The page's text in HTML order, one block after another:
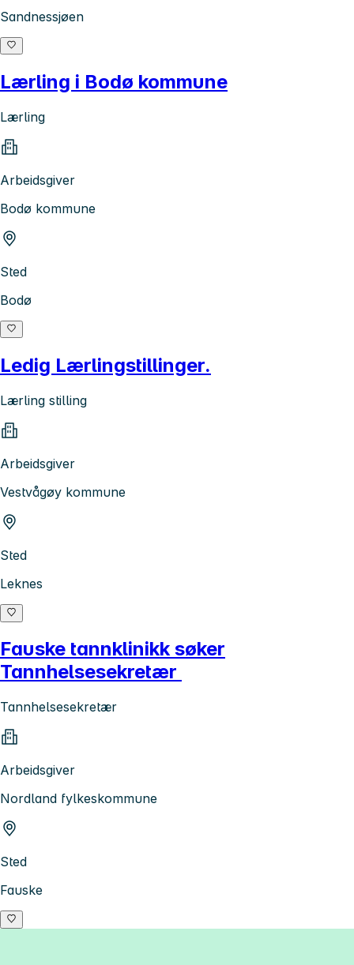
Sandnessjøen
Lærling i Bodø kommune
Lærling
Arbeidsgiver
Bodø kommune
Sted
Bodø
Ledig Lærlingstillinger.
Lærling stilling
Arbeidsgiver
Vestvågøy kommune
Sted
Leknes
Fauske tannklinikk søker
Tannhelsesekretær
Tannhelsesekretær
Arbeidsgiver
Nordland fylkeskommune
Sted
Fauske